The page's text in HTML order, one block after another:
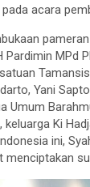
acara
Pardimin MPd
Yani
Umum
keluarga Ki
ini,
menciptakan